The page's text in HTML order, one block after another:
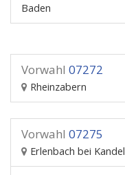
Baden
Vorwahl 07272
Rheinzabern
Vorwahl 07275
Erlenbach bei Kandel